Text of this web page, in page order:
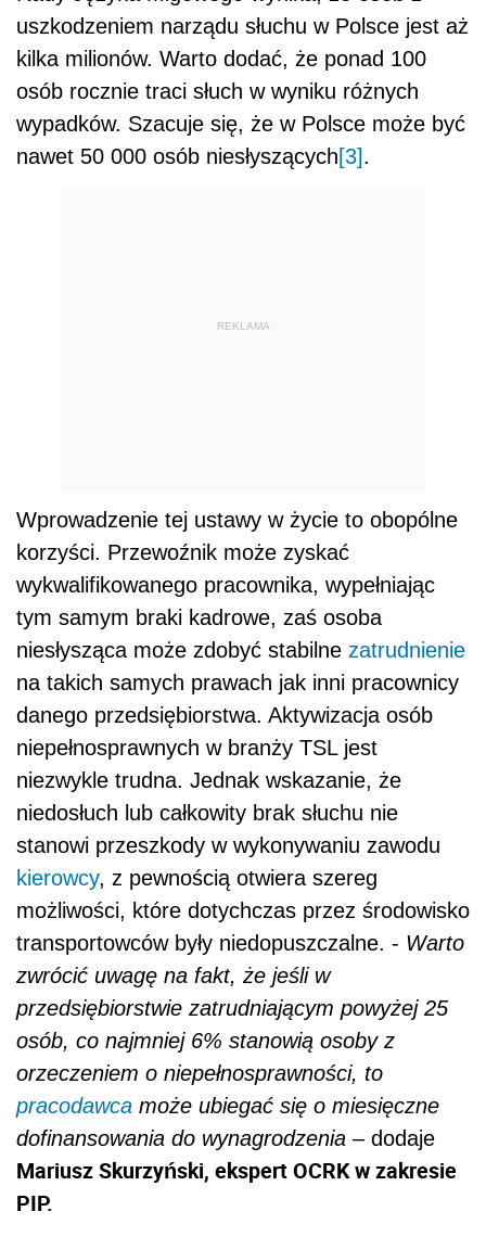
uszkodzeniem narządu słuchu w Polsce jest aż
kilka milionów. Warto dodać, że ponad 100
osób rocznie traci słuch w wyniku różnych
wypadków. Szacuje się, że w Polsce może być
nawet 50 000 osób niesłyszących[3].
REKLAMA
Wprowadzenie tej ustawy w życie to obopólne
korzyści. Przewoźnik może zyskać
wykwalifikowanego pracownika, wypełniając
tym samym braki kadrowe, zaś osoba
niesłysząca może zdobyć stabilne zatrudnienie
na takich samych prawach jak inni pracownicy
danego przedsiębiorstwa. Aktywizacja osób
niepełnosprawnych w branży TSL jest
niezwykle trudna. Jednak wskazanie, że
niedosłuch lub całkowity brak słuchu nie
stanowi przeszkody w wykonywaniu zawodu
kierowcy, z pewnością otwiera szereg
możliwości, które dotychczas przez środowisko
transportowców były niedopuszczalne. - Warto
zwrócić uwagę na fakt, że jeśli w
przedsiębiorstwie zatrudniającym powyżej 25
osób, co najmniej 6% stanowią osoby z
orzeczeniem o niepełnosprawności, to
pracodawca może ubiegać się o miesięczne
dofinansowania do wynagrodzenia – dodaje
Mariusz Skurzyński, ekspert OCRK w zakresie
PIP.